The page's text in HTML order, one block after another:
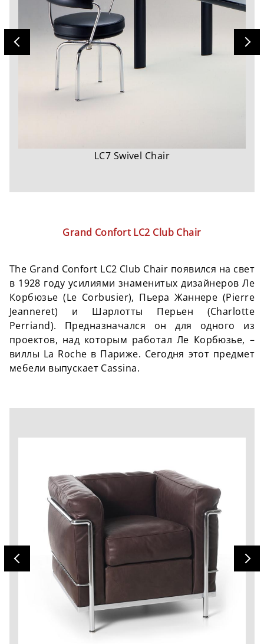
LC7 Swivel Chair
Grand Confort LC2 Club Chair
The Grand Confort LC2 Club Chair появился на свет
в 1928 году усилиями знаменитых дизайнеров Ле
Корбюзье (Le Corbusier), Пьера Жаннере (Pierre
Jeanneret) и Шарлотты Перьен (Charlotte
Perriand). Предназначался он для одного из
проектов, над которым работал Ле Корбюзье, –
виллы La Roche в Париже. Сегодня этот предмет
мебели выпускает Cassina.